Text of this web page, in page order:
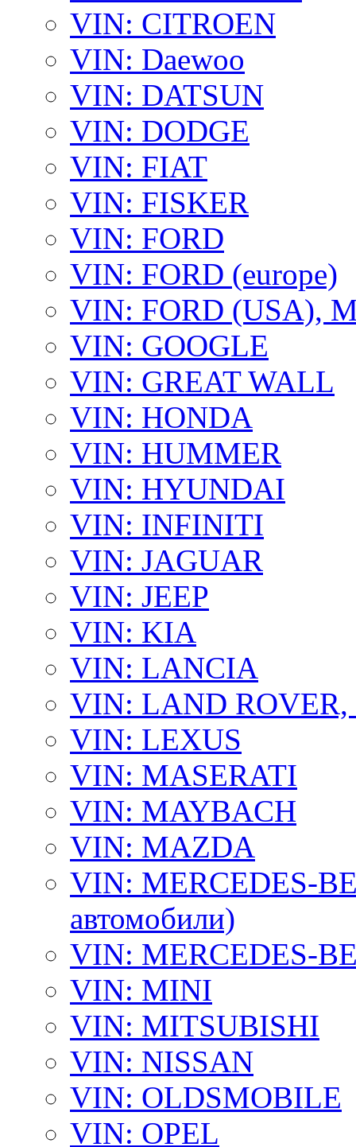
VIN: CITROEN
VIN: Daewoo
VIN: DATSUN
VIN: DODGE
VIN: FIAT
VIN: FISKER
VIN: FORD
VIN: FORD (europe)
VIN: FORD (USA),
VIN: GOOGLE
VIN: GREAT WALL
VIN: HONDA
VIN: HUMMER
VIN: HYUNDAI
VIN: INFINITI
VIN: JAGUAR
VIN: JEEP
VIN: KIA
VIN: LANCIA
VIN: LAND ROVER,
VIN: LEXUS
VIN: MASERATI
VIN: MAYBACH
VIN: MAZDA
VIN: MERCEDES-
автомобили)
VIN: MERCEDES-
VIN: MINI
VIN: MITSUBISHI
VIN: NISSAN
VIN: OLDSMOBILE
VIN: OPEL